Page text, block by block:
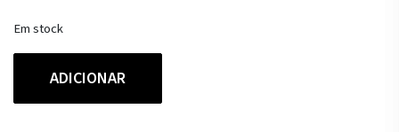
Em stock
O
ADICIONAR